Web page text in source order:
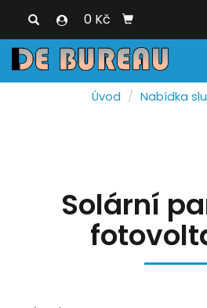
0 Kč
Úvod Nabídka
Solární